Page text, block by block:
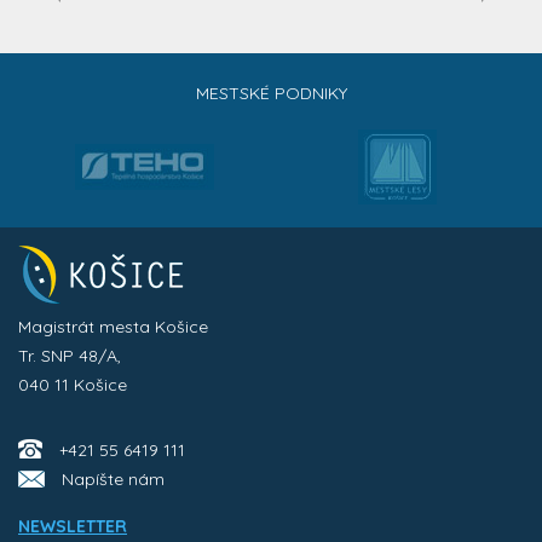
MESTSKÉ PODNIKY
Magistrát mesta Košice
Tr. SNP 48/A,
040 11 Košice
+421 55 6419 111
Napíšte nám
NEWSLETTER